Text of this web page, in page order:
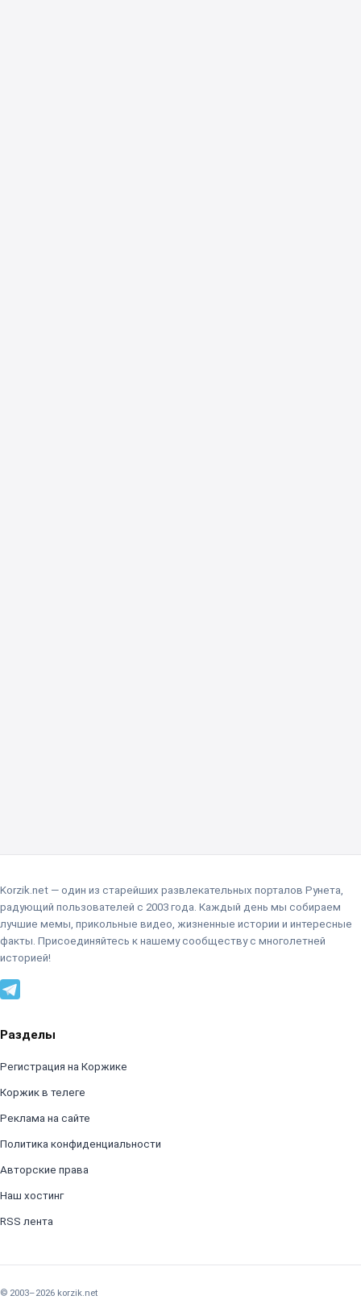
Korzik.net — один из старейших развлекательных порталов Рунета,
радующий пользователей с 2003 года. Каждый день мы собираем
лучшие мемы, прикольные видео, жизненные истории и интересные
факты. Присоединяйтесь к нашему сообществу с многолетней
историей!
Разделы
Регистрация на Коржике
Коржик в телеге
Реклама на сайте
Политика конфиденциальности
Авторские права
Наш хостинг
RSS лента
© 2003–2026 korzik.net